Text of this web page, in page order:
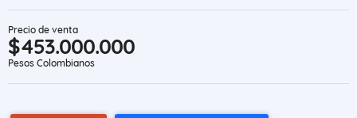
Precio de venta
$453.000.000
Pesos Colombianos